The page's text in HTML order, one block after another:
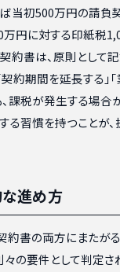
ば当初500万円の請負
円に対する印紙税
約書は、原則として
約期間を延長する」
課税が発生する場合
る習慣を持つことが
進め方
約書の両方にまたが
の要件として判定さ